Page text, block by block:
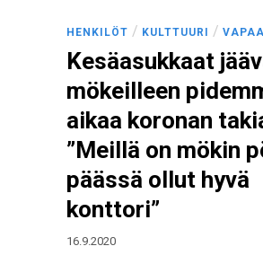
HENKILÖT / KULTTUURI /
Kesäasukkaat
mökeilleen
aikaa koronan
”Meillä on mökin
päässä ollut hyvä
konttori”
16.9.2020